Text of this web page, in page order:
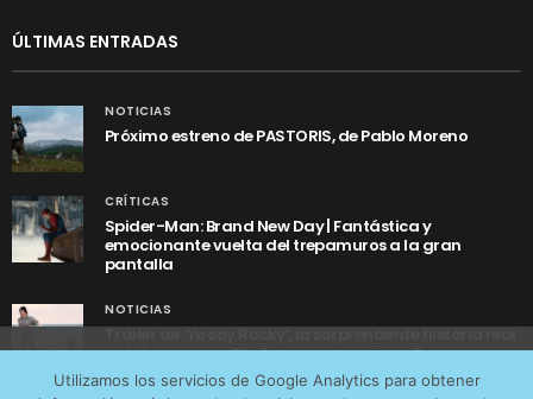
ÚLTIMAS ENTRADAS
NOTICIAS
Próximo estreno de PASTORIS, de Pablo Moreno
CRÍTICAS
Spider-Man: Brand New Day | Fantástica y
emocionante vuelta del trepamuros a la gran
pantalla
NOTICIAS
Tráiler de ‘Yo soy Rocky’, la sorprendente historia real
detrás de cómo Stallone se convirtió en Rocky
Utilizamos los servicios de Google Analytics para obtener
tráfico web que recibimos y conocer los servicios que